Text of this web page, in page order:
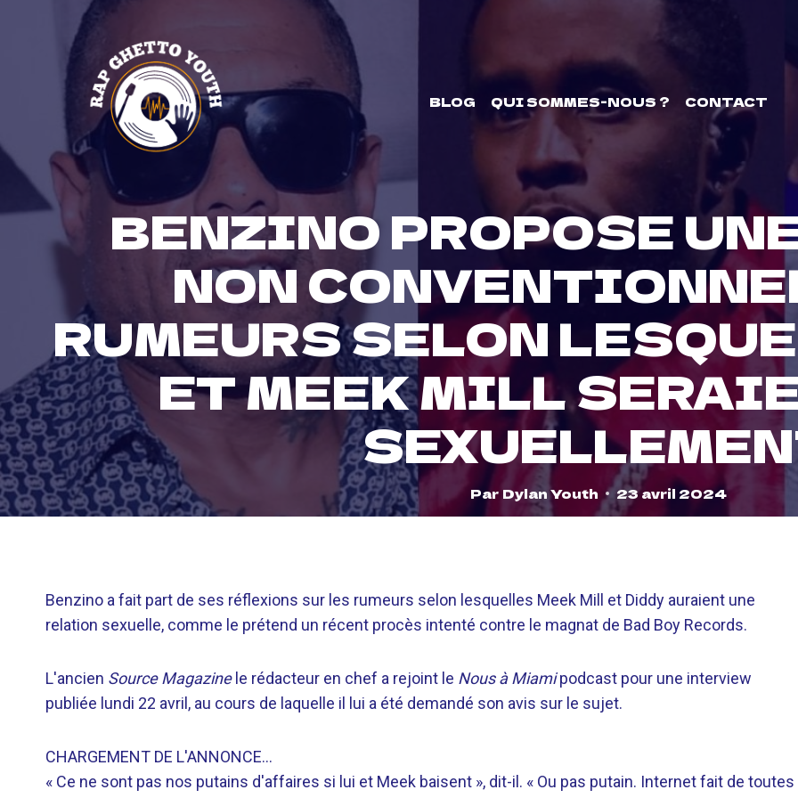
BLOG QUI SOMMES-NOUS ? CONTACT
BENZINO PROPOSE
NON
RUMEURS SELON
ET MEEK MILL
Par Dylan Youth 23 avril 2024
Benzino a fait part de ses réflexions sur les rumeurs selon lesquelles Meek Mill et Diddy auraient une
relation sexuelle, comme le prétend un récent procès intenté contre le magnat de Bad Boy Records.
L'ancien Source Magazinele rédacteur en chef a rejoint le Nous à Miamipodcast pour une interview
publiée lundi 22 avril, au cours de laquelle il lui a été demandé son avis sur le sujet.
CHARGEMENT DE L'ANNONCE…
« Ce ne sont pas nos putains d'affaires si lui et Meek baisent », dit-il. « Ou pas putain. Internet fait de toutes